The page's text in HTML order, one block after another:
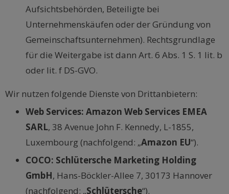
Aufsichtsbehörden, Beteiligte bei
Unternehmenskäufen oder der Gründung von
Gemeinschaftsunternehmen). Rechtsgrundlage
für die Weitergabe ist dann Art. 6 Abs. 1 S. 1 lit. b
oder lit. f DS-GVO.
Wir nutzen folgende Dienste von Drittanbietern:
Web Services: Amazon Web Services EMEA
SARL, 38 Avenue John F. Kennedy, L-1855,
Luxembourg (nachfolgend: „Amazon EU“).
COCO: Schlütersche Marketing Holding
GmbH, Hans-Böckler-Allee 7, 30173 Hannover
(nachfolgend: „Schlütersche“).